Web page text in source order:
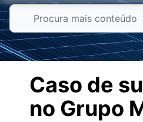
Caso de
no Grupo